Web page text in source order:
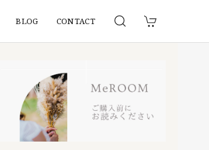
BLOG CONTACT